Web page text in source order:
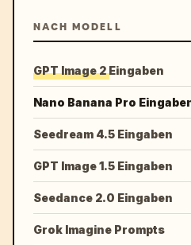
NACH MODELL
GPT Image 2 Eingaben
Nano Banana Pro
Seedream 4.5 Eingaben
GPT Image 1.5 Eingaben
Seedance 2.0 Eingaben
Grok Imagine Prompts